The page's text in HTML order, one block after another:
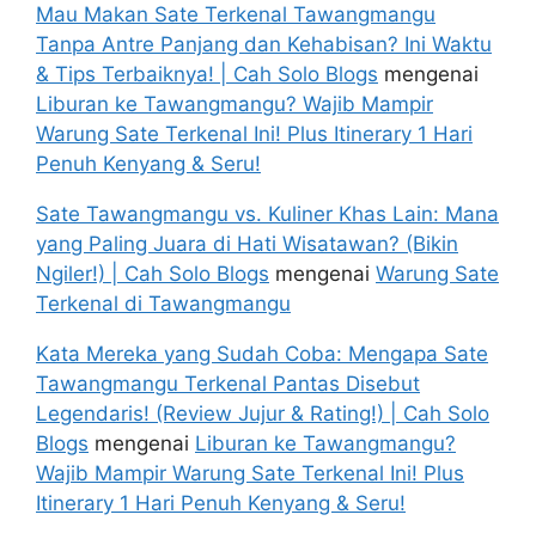
Mau Makan Sate Terkenal Tawangmangu
Tanpa Antre Panjang dan Kehabisan? Ini Waktu
& Tips Terbaiknya! | Cah Solo Blogs mengenai
Liburan ke Tawangmangu? Wajib Mampir
Warung Sate Terkenal Ini! Plus Itinerary 1 Hari
Penuh Kenyang & Seru!
Sate Tawangmangu vs. Kuliner Khas Lain: Mana
yang Paling Juara di Hati Wisatawan? (Bikin
Ngiler!) | Cah Solo Blogs mengenai Warung Sate
Terkenal di Tawangmangu
Kata Mereka yang Sudah Coba: Mengapa Sate
Tawangmangu Terkenal Pantas Disebut
Legendaris! (Review Jujur & Rating!) | Cah Solo
Blogs mengenai Liburan ke Tawangmangu?
Wajib Mampir Warung Sate Terkenal Ini! Plus
Itinerary 1 Hari Penuh Kenyang & Seru!